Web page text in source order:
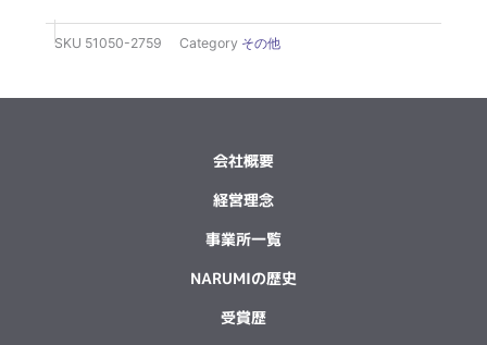
SKU 51050-2759 Category その他
会社概要
経営理念
事業所一覧
NARUMIの歴史
受賞歴